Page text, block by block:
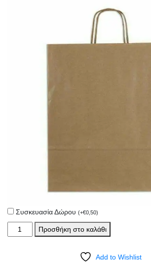
Συσκευασία Δώρου (+€0,50)
Σχολικό
σετ
Προσθήκη στο καλάθι
Add to Wishlist